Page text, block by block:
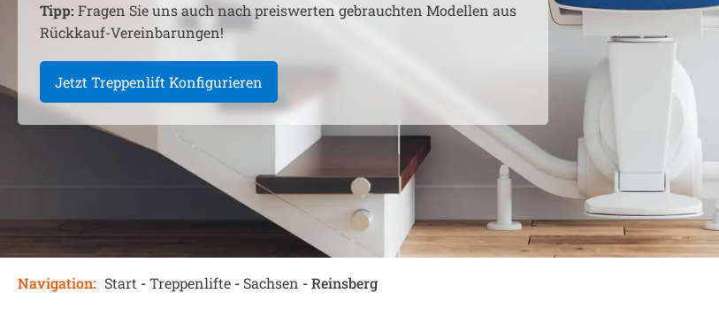
Tipp: Fragen Sie uns auch nach preiswerten gebrauchten Modellen aus
Rückkauf-Vereinbarungen!
Jetzt Treppenlift Konfigurieren
Navigation: Start -Treppenlifte - Sachsen -Reinsberg